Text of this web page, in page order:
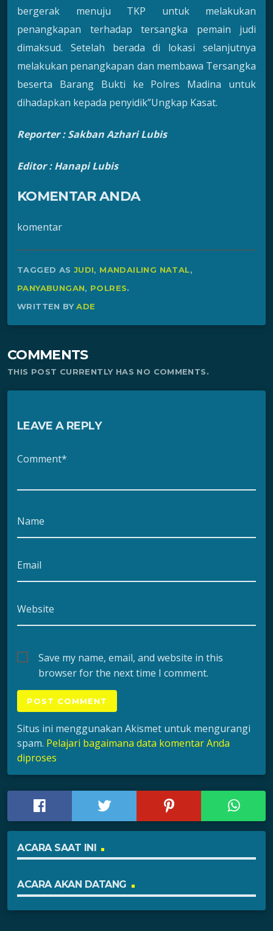
bergerak menuju TKP untuk melakukan
penangkapan terhadap tersangka pemain judi
dimaksud. Setelah berada di lokasi selanjutnya
melakukan penangkapan dan membawa Tersangka
beserta Barang Bukti ke Polres Madina untuk
dihadapkan kepada penyidik”Ungkap Kasat.
Reporter : Sakban Azhari Lubis
Editor : Hanapi Lubis
KOMENTAR ANDA
komentar
TAGGED AS JUDI, MANDAILING NATAL,
PANYABUNGAN, POLRES.
WRITTEN BYADE
COMMENTS
THIS POST CURRENTLY HAS NO COMMENTS.
LEAVE A REPLY
Comment*
Name
Email
Website
Save my name, email, and website in this
browser for the next time I comment.
Situs ini menggunakan Akismet untuk mengurangi
spam. Pelajari bagaimana data komentar Anda
diproses
ACARA SAAT INI
ACARA AKAN DATANG